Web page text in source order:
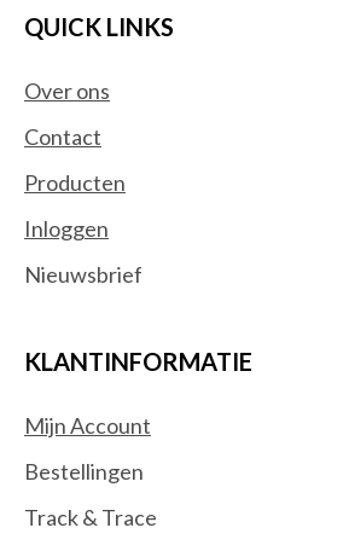
QUICK LINKS
Over ons
Contact
Producten
Inloggen
Nieuwsbrief
KLANTINFORMATIE
Mijn Account
Bestellingen
Track & Trace